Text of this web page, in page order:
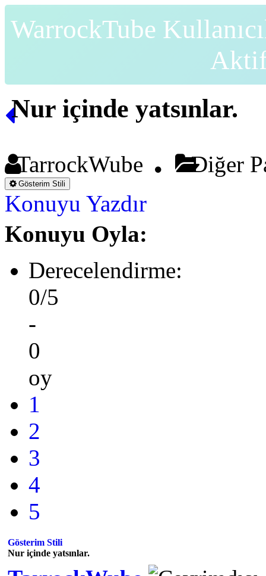
WarrockTube
Nur içinde yatsınlar.
TarrockWube Diğer
Gösterim Stili
Konuyu Yazdır
Konuyu Oyla:
Derecelendirme:
0/5
-
0
oy
1
2
3
4
5
Gösterim Stili
Nur içinde yatsınlar.